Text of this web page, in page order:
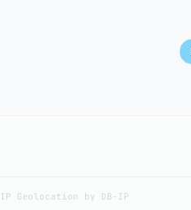
IP Geolocation by DB-IP